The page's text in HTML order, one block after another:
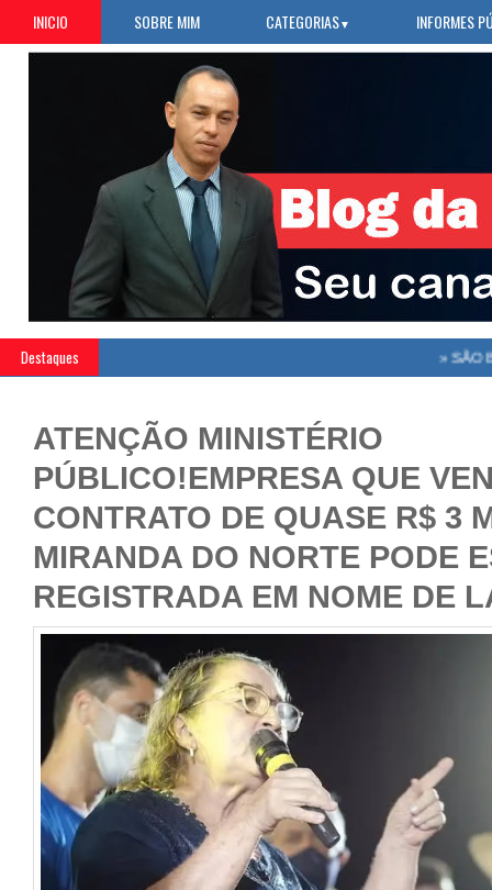
INICIO SOBRE MIM CATEGORIAS▼ INFORMES
Destaques SÃO
ATENÇÃO MINISTÉRIO
PÚBLICO!EMPRESA QUE
CONTRATO DE QUASE R$ 3
MIRANDA DO NORTE PODE
REGISTRADA EM NOME DE